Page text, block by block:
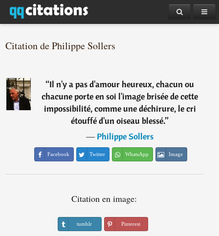
Citation de Philippe Sollers
“Il n'y a pas d'amour heureux, chacun ou
chacune porte en soi l'image brisée de cette
impossibilité, comme une déchirure, le cri
étouffé d'un oiseau blessé.”
―Philippe Sollers
Facebook Twitter WhatsApp Image
Citation en image:
tumblr Pinterest